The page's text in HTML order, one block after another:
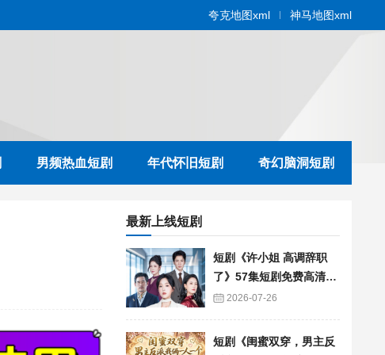
夸克地图xml 神马地图xml
男频热血短剧 年代怀旧短剧 奇幻脑洞短剧
最新上线短剧
短剧《许小姐 高调辞职
了》57集短剧免费高清在
线播放
2026-07-26
短剧《闺蜜双穿，男主反